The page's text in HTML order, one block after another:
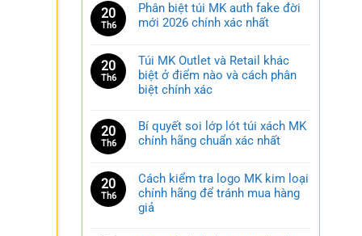
20
Th6
Phân biệt túi MK auth fake đời
mới 2026 chính xác nhất
20
Th6
Túi MK Outlet và Retail khác
biệt ở điểm nào và cách phân
biệt chính xác
20
Th6
Bí quyết soi lớp lót túi xách MK
chính hãng chuẩn xác nhất
20
Th6
Cách kiểm tra logo MK kim loại
chính hãng để tránh mua hàng
giả